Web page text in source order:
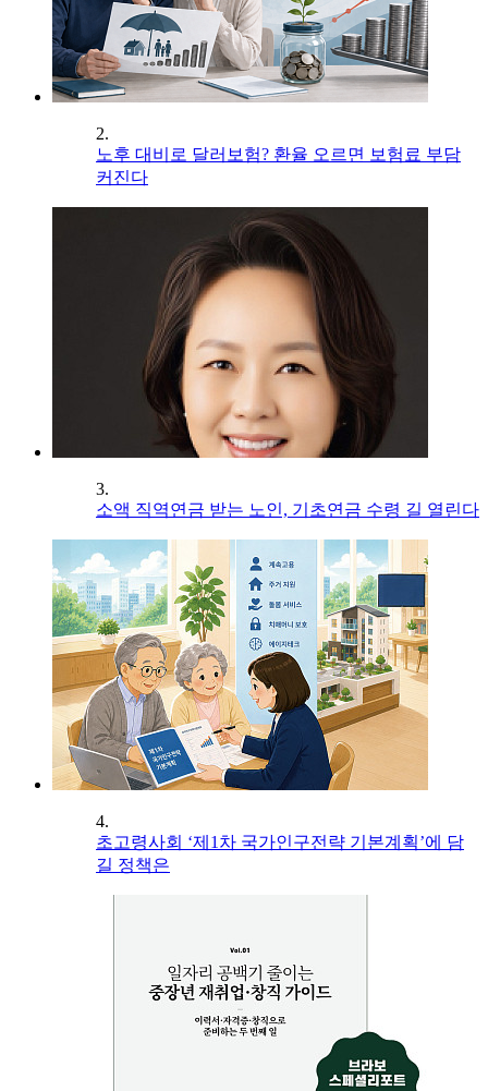
2.
노후 대비로 달러보험? 환율 오르면 보험료 부담
커진다
3.
소액 직역연금 받는 노인, 기초연금 수령 길 열린다
4.
초고령사회 ‘제1차 국가인구전략 기본계획’에 담
길 정책은